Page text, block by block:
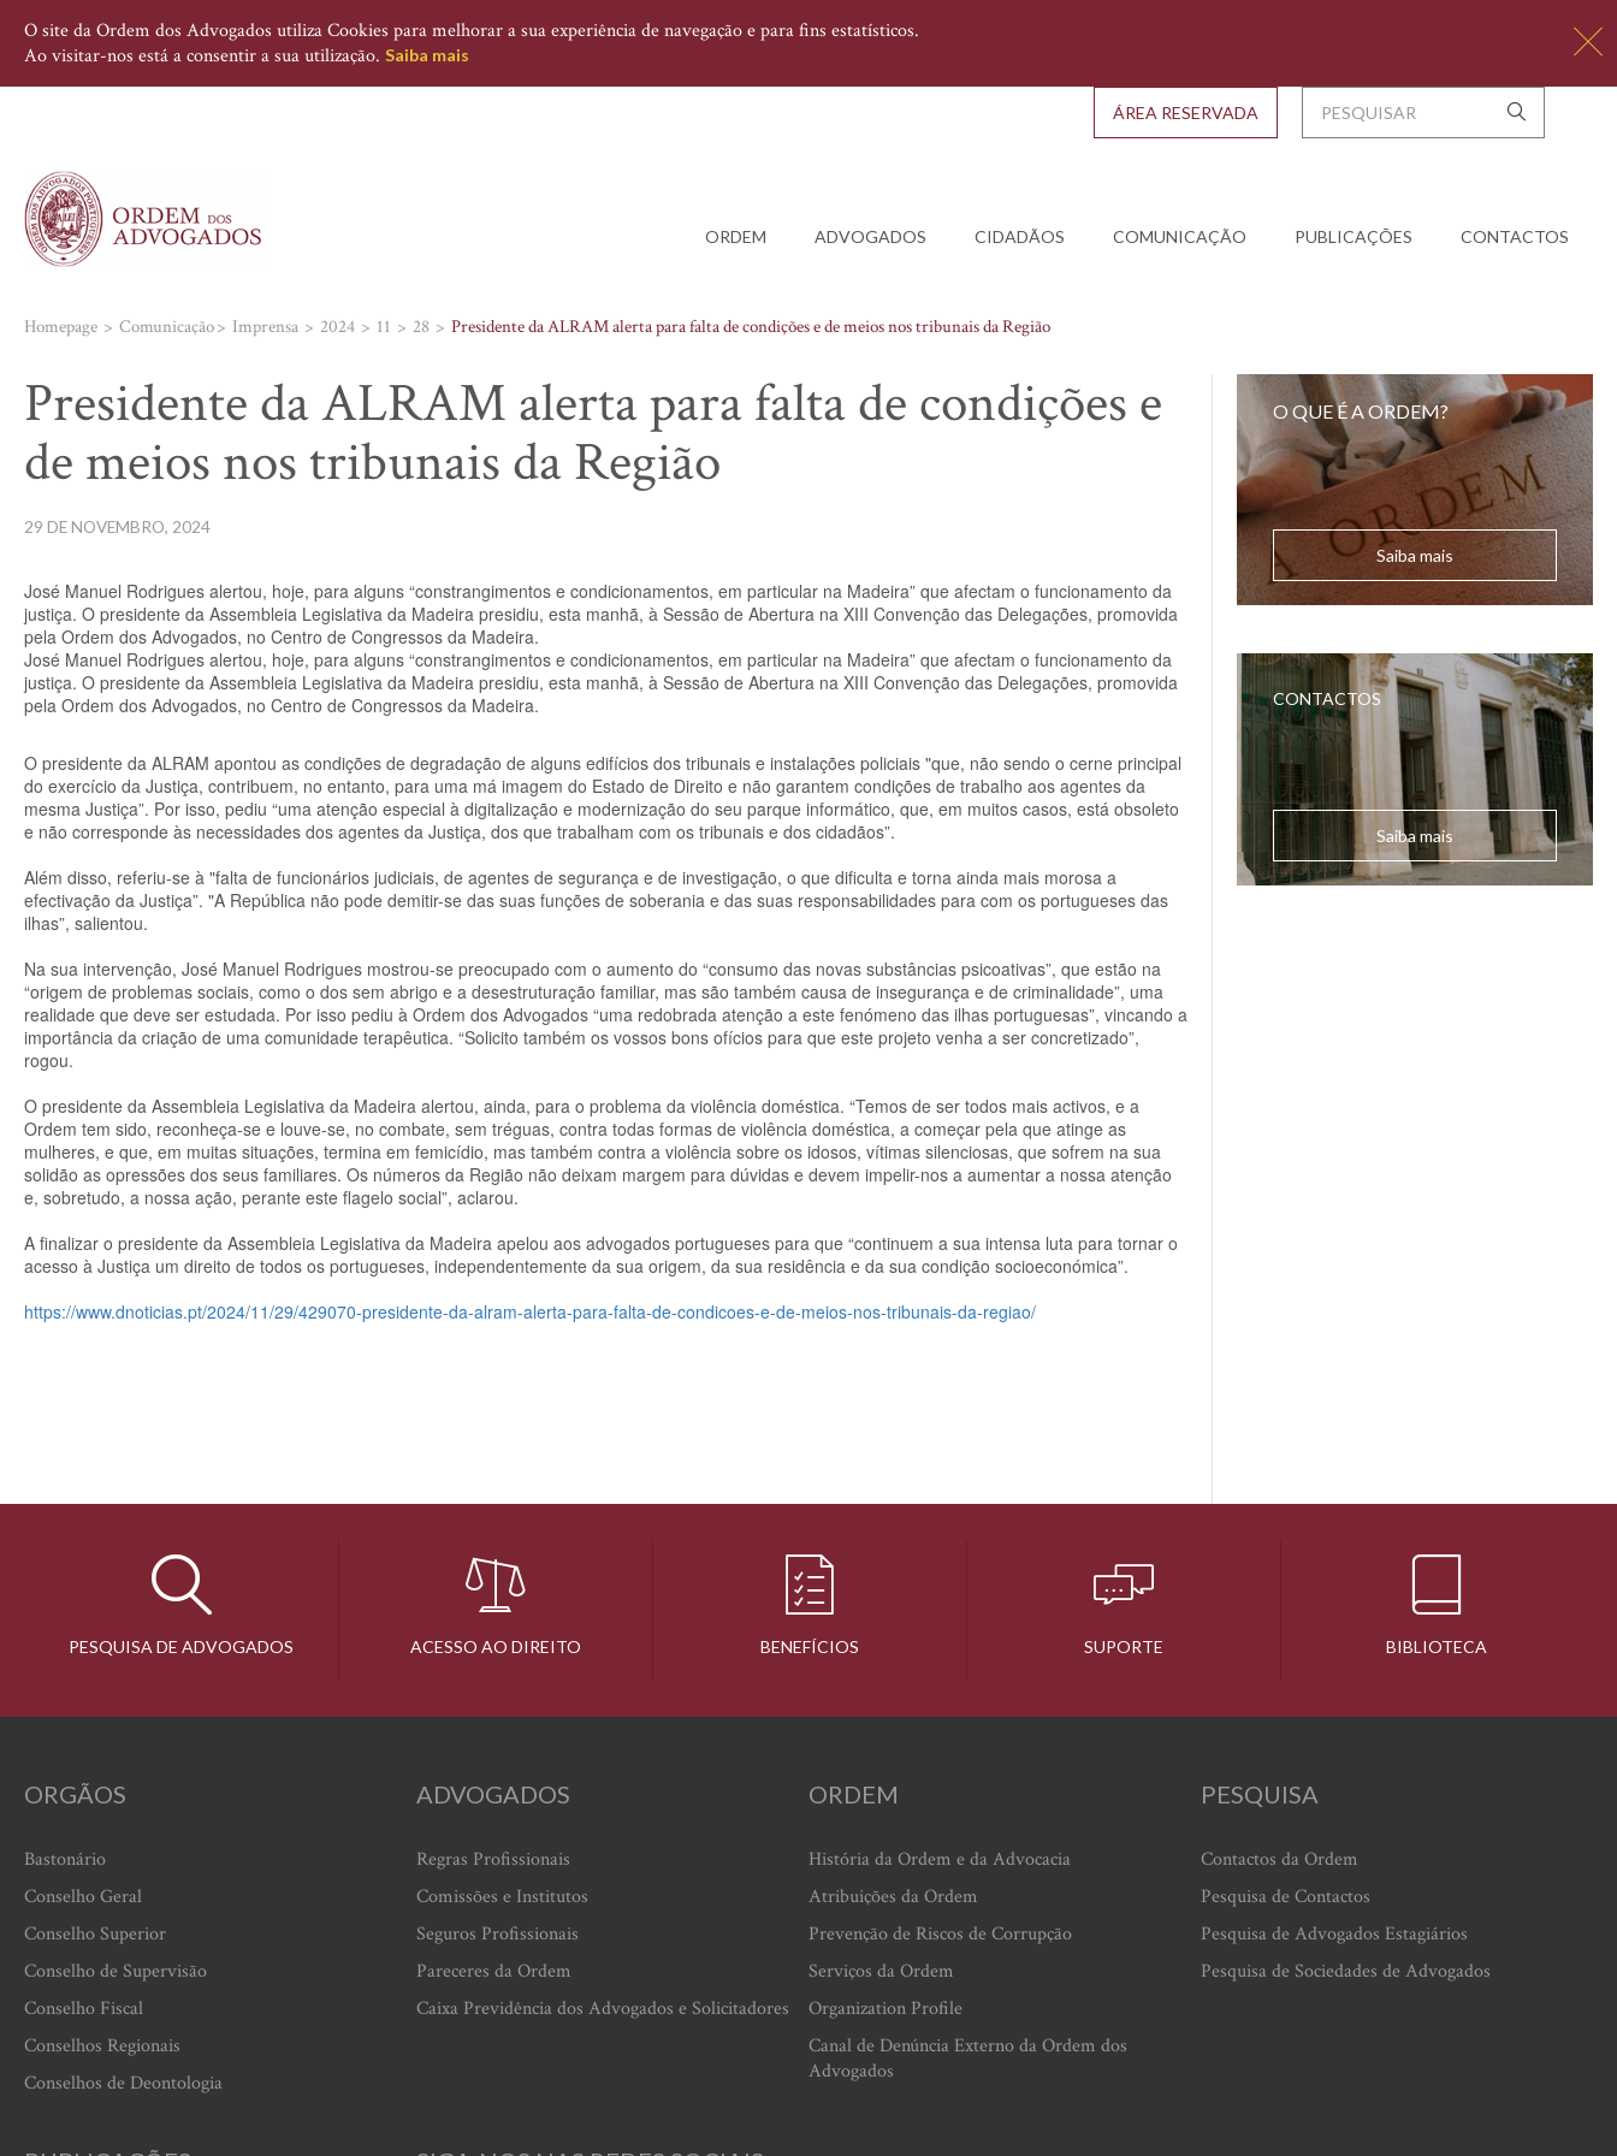
O site da Ordem dos Advogados utiliza Cookies para melhorar a sua experiência de navegação e para fins estatísticos.
Ao visitar-nos está a consentir a sua utilização. Saiba mais
ORDEM ADVOGADOS CIDADÃOS COMUNICAÇÃO PUBLICAÇÕES CONTACTOS
ÁREA RESERVADA
Homepage Comunicação Imprensa 2024 11 28 Presidente da ALRAM alerta para falta de condições e de meios nos tribunais da Região
Presidente da ALRAM alerta para falta de condições e
de meios nos tribunais da Região
29 DE NOVEMBRO, 2024
José Manuel Rodrigues alertou, hoje, para alguns “constrangimentos e condicionamentos, em particular na Madeira” que afectam o funcionamento da
justiça. O presidente da Assembleia Legislativa da Madeira presidiu, esta manhã, à Sessão de Abertura na XIII Convenção das Delegações, promovida
pela Ordem dos Advogados, no Centro de Congressos da Madeira.
José Manuel Rodrigues alertou, hoje, para alguns “constrangimentos e condicionamentos, em particular na Madeira” que afectam o funcionamento da
justiça. O presidente da Assembleia Legislativa da Madeira presidiu, esta manhã, à Sessão de Abertura na XIII Convenção das Delegações, promovida
pela Ordem dos Advogados, no Centro de Congressos da Madeira.
O presidente da ALRAM apontou as condições de degradação de alguns edifícios dos tribunais e instalações policiais "que, não sendo o cerne principal
do exercício da Justiça, contribuem, no entanto, para uma má imagem do Estado de Direito e não garantem condições de trabalho aos agentes da
mesma Justiça”. Por isso, pediu “uma atenção especial à digitalização e modernização do seu parque informático, que, em muitos casos, está obsoleto
e não corresponde às necessidades dos agentes da Justiça, dos que trabalham com os tribunais e dos cidadãos”.
Além disso, referiu-se à "falta de funcionários judiciais, de agentes de segurança e de investigação, o que dificulta e torna ainda mais morosa a
efectivação da Justiça”. "A República não pode demitir-se das suas funções de soberania e das suas responsabilidades para com os portugueses das
ilhas”, salientou.
Na sua intervenção, José Manuel Rodrigues mostrou-se preocupado com o aumento do “consumo das novas substâncias psicoativas”, que estão na
“origem de problemas sociais, como o dos sem abrigo e a desestruturação familiar, mas são também causa de insegurança e de criminalidade”, uma
realidade que deve ser estudada. Por isso pediu à Ordem dos Advogados “uma redobrada atenção a este fenómeno das ilhas portuguesas”, vincando a
importância da criação de uma comunidade terapêutica. “Solicito também os vossos bons ofícios para que este projeto venha a ser concretizado”,
rogou.
O presidente da Assembleia Legislativa da Madeira alertou, ainda, para o problema da violência doméstica. “Temos de ser todos mais activos, e a
Ordem tem sido, reconheça-se e louve-se, no combate, sem tréguas, contra todas formas de violência doméstica, a começar pela que atinge as
mulheres, e que, em muitas situações, termina em femicídio, mas também contra a violência sobre os idosos, vítimas silenciosas, que sofrem na sua
solidão as opressões dos seus familiares. Os números da Região não deixam margem para dúvidas e devem impelir-nos a aumentar a nossa atenção
e, sobretudo, a nossa ação, perante este flagelo social”, aclarou.
A finalizar o presidente da Assembleia Legislativa da Madeira apelou aos advogados portugueses para que “continuem a sua intensa luta para tornar o
acesso à Justiça um direito de todos os portugueses, independentemente da sua origem, da sua residência e da sua condição socioeconómica”.
https://www.dnoticias.pt/2024/11/29/429070-presidente-da-alram-alerta-para-falta-de-condicoes-e-de-meios-nos-tribunais-da-regiao/
O QUE É A ORDEM?
Saiba mais
CONTACTOS
Saiba mais
PESQUISA DE ADVOGADOS ACESSO AO DIREITO BENEFÍCIOS SUPORTE BIBLIOTECA
ORGÃOS
Bastonário
Conselho Geral
Conselho Superior
Conselho de Supervisão
Conselho Fiscal
Conselhos Regionais
Conselhos de Deontologia
ADVOGADOS
Regras Profissionais
Comissões e Institutos
Seguros Profissionais
Pareceres da Ordem
Caixa Previdência dos Advogados e Solicitadores
ORDEM
História da Ordem e da Advocacia
Atribuições da Ordem
Prevenção de Riscos de Corrupção
Serviços da Ordem
Organization Profile
Canal de Denúncia Externo da Ordem dos
Advogados
PESQUISA
Contactos da Ordem
Pesquisa de Contactos
Pesquisa de Advogados Estagiários
Pesquisa de Sociedades de Advogados